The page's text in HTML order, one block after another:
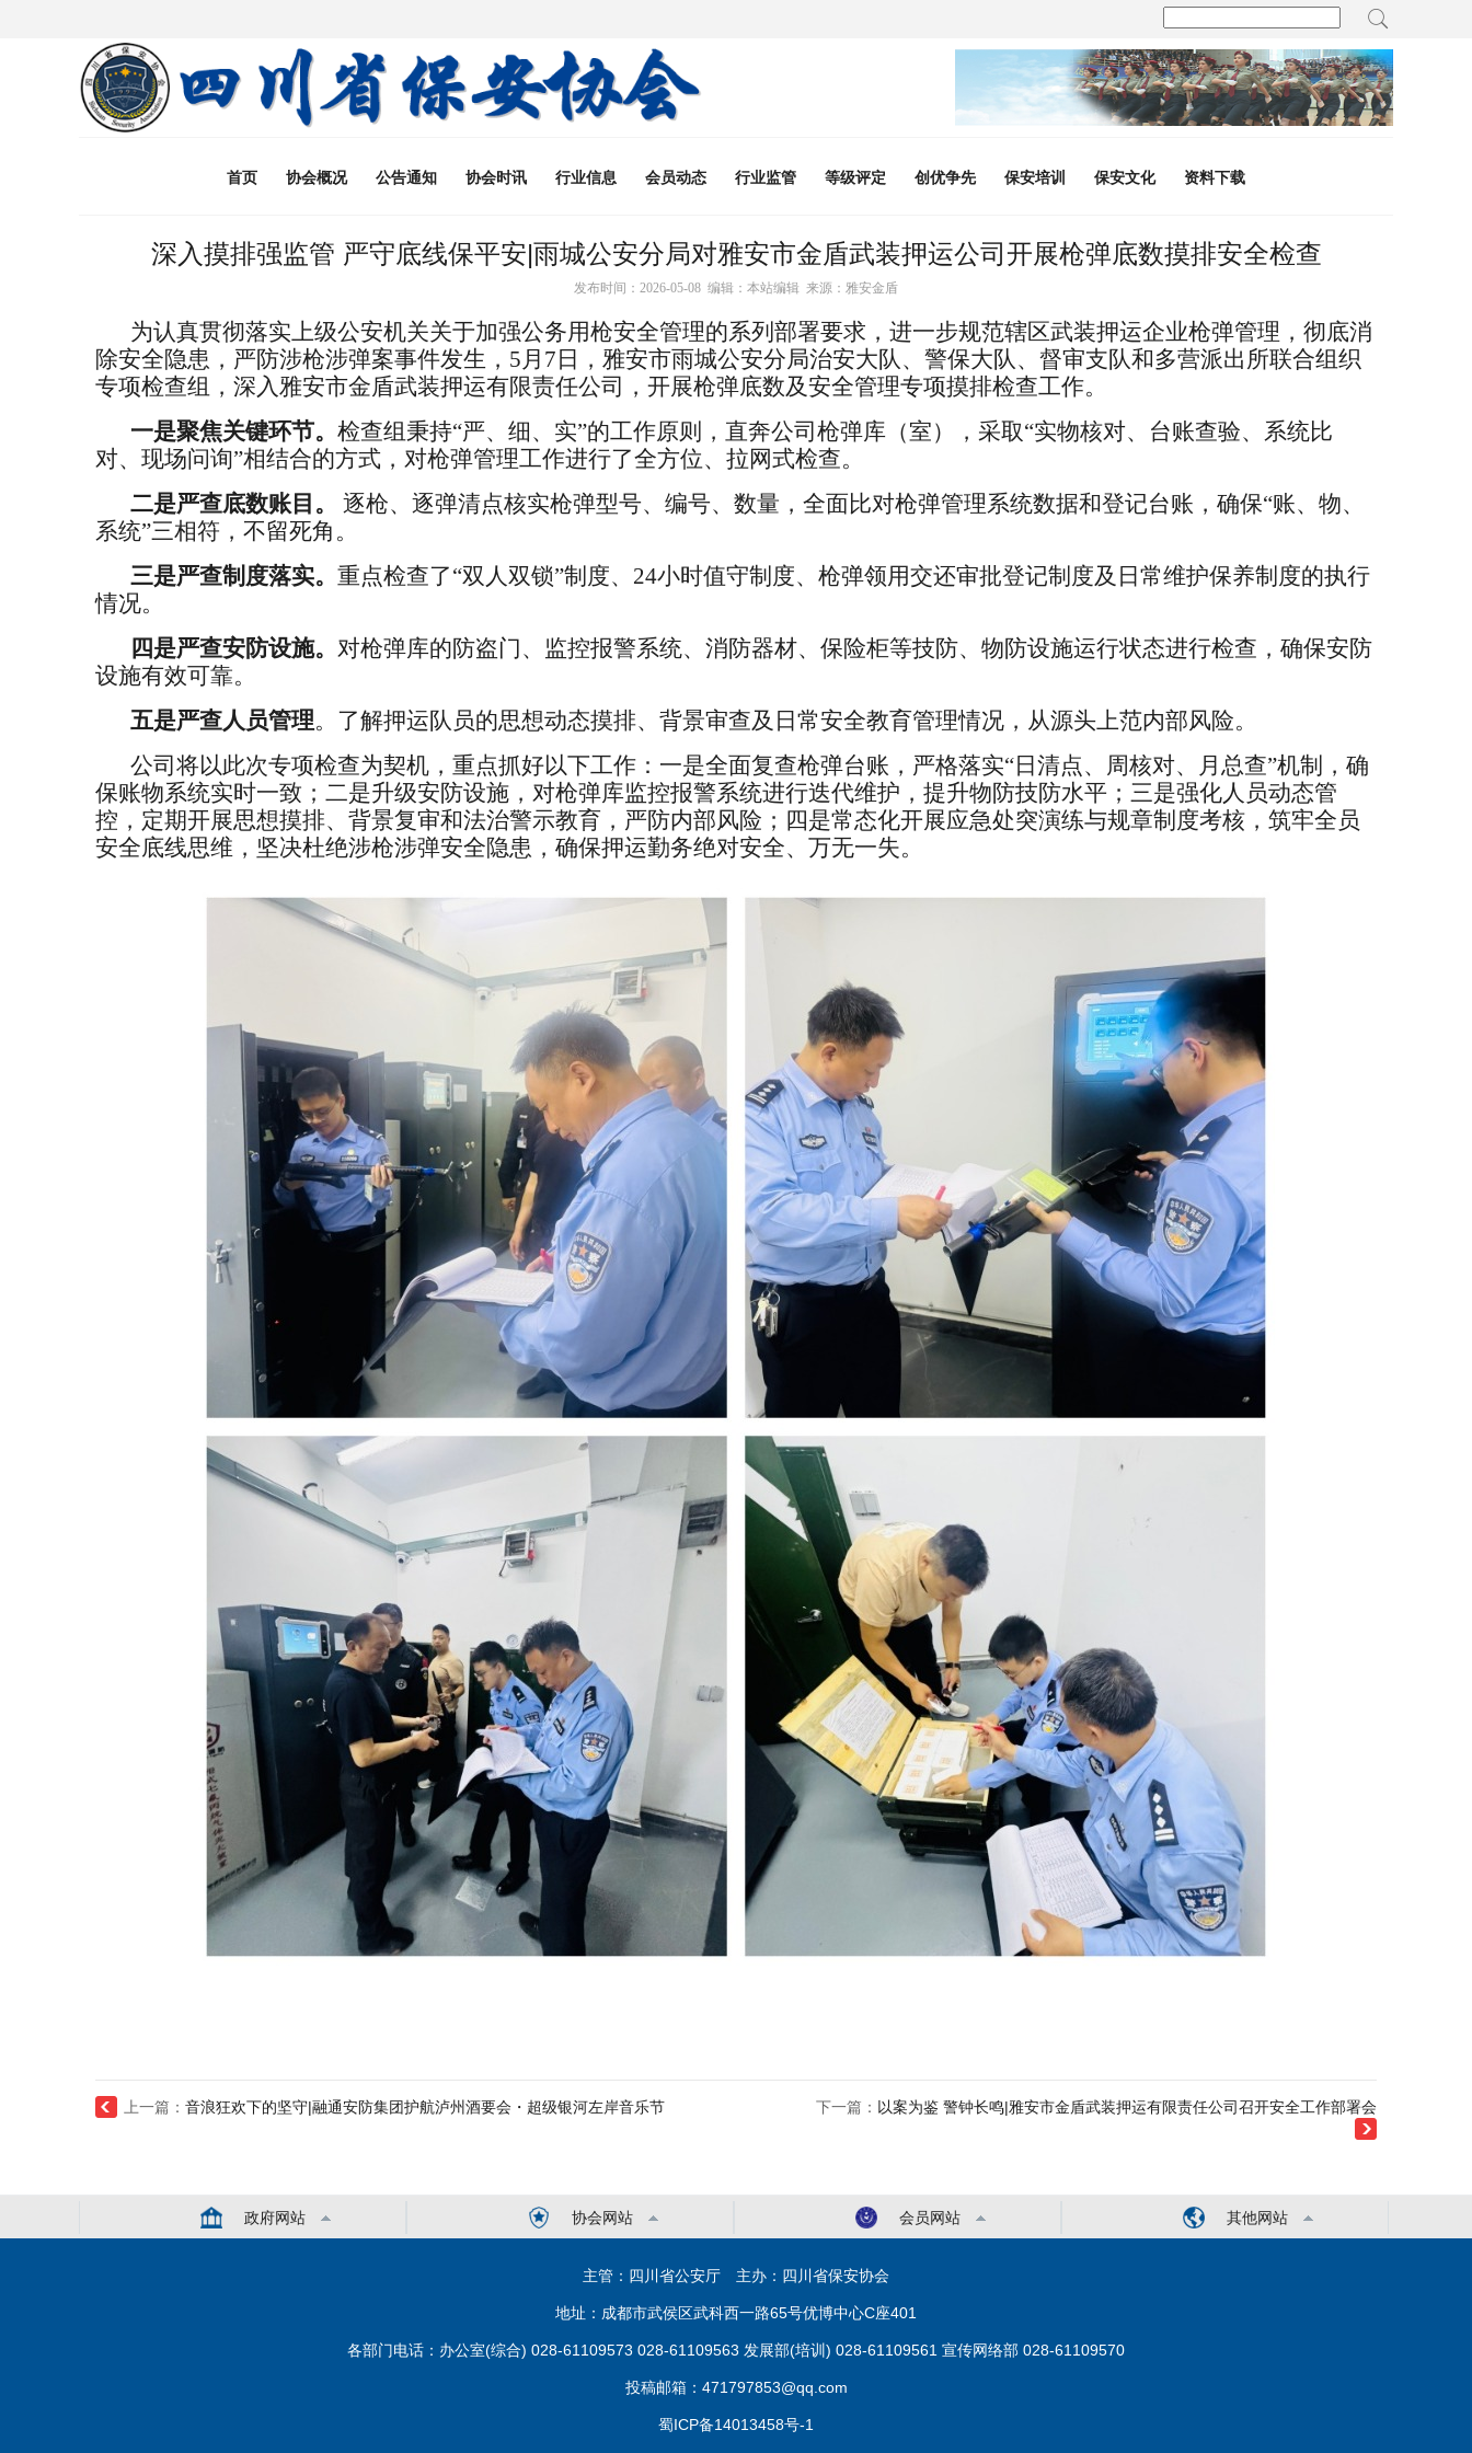
首页 协会概况 公告通知 协会时讯 行业信息 会员动态 行业监管 等级评定 创优争先 保安培训 保安文化 资料下载
深入摸排强监管 严守底线保平安|雨城公安分局对雅安市金盾武装押运公司开展枪弹底数摸排安全检查
发布时间：2026-05-08 编辑：本站编辑 来源：雅安金盾
为认真贯彻落实上级公安机关关于加强公务用枪安全管理的系列部署要求，进一步规范辖区武装押运企业枪弹管理，彻底消
除安全隐患，严防涉枪涉弹案事件发生， 5月7日，雅安市雨城公安分局治安大队、 警保大队、督审支队和多营派出所联合组织
专项检查组，深入雅安市金盾武装押运有限责任公司，开展枪弹底数及安全管理专项摸排检查工作。
一是聚焦关键环节。 检查组秉持“严、细、实”的工作原则，直奔公司枪弹库（室），采取“实物核对、台账查验、系统比
对、现场问询”相结合的方式，对枪弹管理工作进行了全方位、拉网式检查。
二是严查底数账目 。 逐枪、逐弹清点核实枪弹型号、编号、数量，全面比对枪弹管理系统数据和登记台账，确保“账、物、
系统”三相符，不留死角。
三是严查制度落实。 重点检查了“双人双锁”制度、24小时值守制度、枪弹领用交还审批登记制度及日常维护保养制度的执行
情况。
四是严查安防设施。 对枪弹库的防盗门、监控报警系统、消防器材、保险柜等技防、物防设施运行状态进行检查，确保安防
设施有效可靠。
五是严查人员管理。 了解押运队员的思想动态摸排、背景审查及日常安全教育管理情况，从源头上范内部风险。
公司将以此次专项检查为契机，重点抓好以下工作：一是全面复查枪弹台账，严格落实“日清点、周核对、月总查”机制，确
保账物系统实时一致；二是升级安防设施，对枪弹库监控报警系统进行迭代维护，提升物防技防水平；三是强化人员动态管
控，定期开展思想摸排、背景复审和法治警示教育，严防内部风险；四是常态化开展应急处突演练与规章制度考核，筑牢全员
安全底线思维，坚决杜绝涉枪涉弹安全隐患，确保押运勤务绝对安全、万无一失。
上一篇： 音浪狂欢下的坚守|融通安防集团护航泸州酒要会・超级银河左岸音乐节 下一篇： 以案为鉴 警钟长鸣|雅安市金盾武装押运有限责任公司召开安全工作部署会
政府网站 协会网站 会员网站 其他网站
主管：四川省公安厅 主办：四川省保安协会
地址：成都市武侯区武科西一路65号优博中心C座401
各部门电话：办公室(综合) 028-61109573 028-61109563 发展部(培训) 028-61109561 宣传网络部 028-61109570
投稿邮箱：471797853@qq.com
蜀ICP备14013458号-1